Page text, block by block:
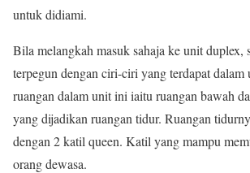
untuk didiami.
Bila melangkah masuk sahaja ke unit duplex,
terpegun dengan ciri-ciri yang terdapat
ruangan dalam unit ini iaitu ruangan bawah
yang dijadikan ruangan tidur. Ruangan
dengan 2 katil queen. Katil yang mampu
orang dewasa.